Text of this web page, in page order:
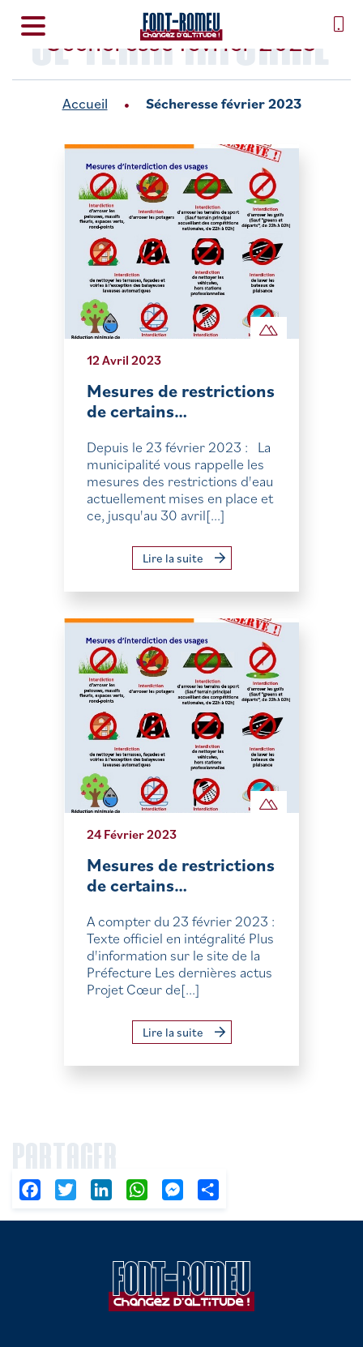
SE TENIR INFORMÉ
Sécheresse février 2023
Accueil Sécheresse février 2023
12 Avril 2023
Mesures de restrictions
de certains…
Depuis le 23 février 2023 : La
municipalité vous rappelle les
mesures des restrictions d'eau
actuellement mises en place et
ce, jusqu'au 30 avril[...]
Lire la suite
24 Février 2023
Mesures de restrictions
de certains…
A compter du 23 février 2023 :
Texte officiel en intégralité Plus
d'information sur le site de la
Préfecture Les dernières actus
Projet Cœur de[...]
Lire la suite
PARTAGER
FacebookTwitter LinkedIn WhatsAppMessenger